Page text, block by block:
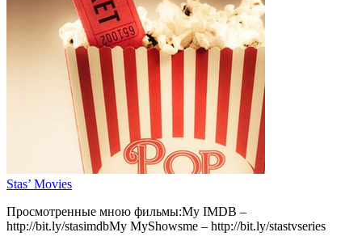
Stas’ Movies
Просмотренные мною фильмы:My IMDB –
http://bit.ly/stasimdbMy MyShowsme – http://bit.ly/stastvseries